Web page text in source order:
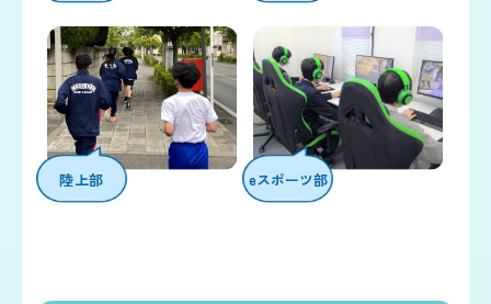
陸上部 eスポーツ部